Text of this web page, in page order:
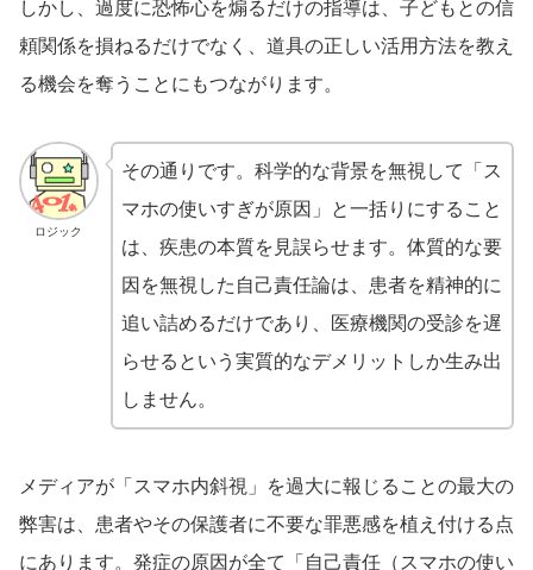
しかし、過度に恐怖心を煽るだけの指導は、子どもとの信
頼関係を損ねるだけでなく、道具の正しい活用方法を教え
る機会を奪うことにもつながります。
ロジック
その通りです。科学的な背景を無視して「ス
マホの使いすぎが原因」と一括りにすること
は、疾患の本質を見誤らせます。体質的な要
因を無視した自己責任論は、患者を精神的に
追い詰めるだけであり、医療機関の受診を遅
らせるという実質的なデメリットしか生み出
しません。
メディアが「スマホ内斜視」を過大に報じることの最大の
弊害は、患者やその保護者に不要な罪悪感を植え付ける点
にあります。発症の原因が全て「自己責任（スマホの使い